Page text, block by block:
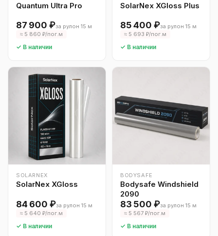
Quantum Ultra Pro
87 900 ₽за рулон 15 м
≈ 5 860 ₽/пог.м
✓ В наличии
SolarNex XGloss Plus
85 400 ₽за рулон 15 м
≈ 5 693 ₽/пог.м
✓ В наличии
SOLARNEX
SolarNex XGloss
84 600 ₽за рулон 15 м
≈ 5 640 ₽/пог.м
✓ В наличии
BODYSAFE
Bodysafe Windshield
2090
83 500 ₽за рулон 15 м
≈ 5 567 ₽/пог.м
✓ В наличии